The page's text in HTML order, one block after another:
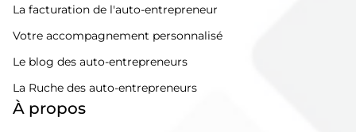
La facturation de l'auto-entrepreneur
Votre accompagnement personnalisé
Le blog des auto-entrepreneurs
La Ruche des auto-entrepreneurs
À propos